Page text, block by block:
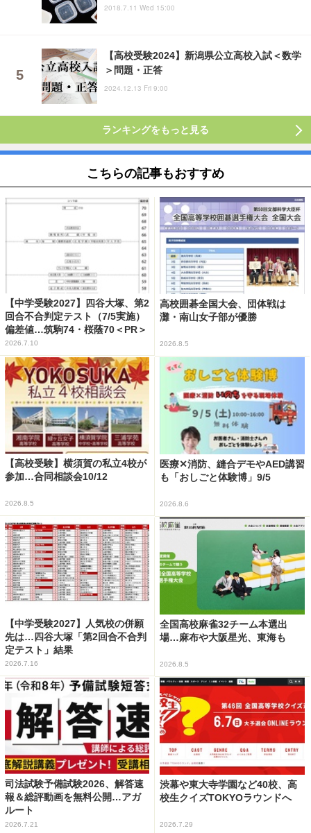
2018.7.11 Wed 15:00
【高校受験2024】新潟県公立高校入試＜数学
＞問題・正答
2024.12.13 Fri 9:00
ランキングをもっと見る
こちらの記事もおすすめ
【中学受験2027】四谷大塚、第2
回合不合判定テスト（7/5実施）
偏差値…筑駒74・桜蔭70＜PR＞
2026.7.10
高校囲碁全国大会、団体戦は
灘・南山女子部が優勝
2026.8.5
【高校受験】横須賀の私立4校が
参加…合同相談会10/12
2026.8.5
医療✕消防、縫合デモやAED講習
も「おしごと体験博」9/5
2026.8.6
【中学受験2027】人気校の併願
先は…四谷大塚「第2回合不合判
定テスト」結果
2026.7.16
全国高校麻雀32チーム本選出
場…麻布や大阪星光、東海も
2026.8.5
司法試験予備試験2026、解答速
報＆総評動画を無料公開…アガ
ルート
2026.7.21
渋幕や東大寺学園など40校、高
校生クイズTOKYOラウンドへ
2026.7.29